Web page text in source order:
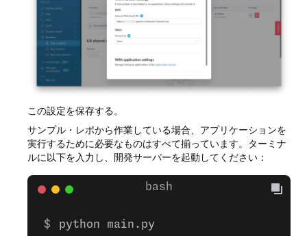
この設定を保存する。
サンプル・レポから作業している場合、アプリケーションを
実行するために必要なものはすべて揃っています。ターミナ
ルに以下を入力し、開発サーバーを起動してください：
python main.py